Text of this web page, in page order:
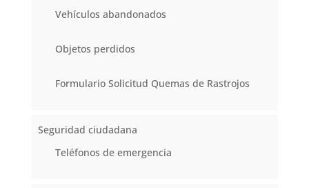
Vehículos abandonados
Objetos perdidos
Formulario Solicitud Quemas de Rastrojos
Seguridad ciudadana
Teléfonos de emergencia